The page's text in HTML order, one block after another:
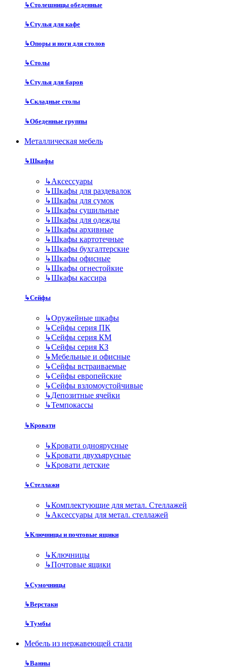
↳Столешницы обеденные
↳Стулья для кафе
↳Опоры и ноги для столов
↳Столы
↳Стулья для баров
↳Складные столы
↳Обеденные группы
Металлическая мебель
↳Шкафы
↳Аксессуары
↳Шкафы для раздевалок
↳Шкафы для сумок
↳Шкафы сушильные
↳Шкафы для одежды
↳Шкафы архивные
↳Шкафы картотечные
↳Шкафы бухгалтерские
↳Шкафы офисные
↳Шкафы огнестойкие
↳Шкафы кассира
↳Сейфы
↳Оружейные шкафы
↳Сейфы серия ПК
↳Сейфы серия КМ
↳Сейфы серия КЗ
↳Мебельные и офисные
↳Сейфы встраиваемые
↳Сейфы европейские
↳Сейфы взломоустойчивые
↳Депозитные ячейки
↳Темпокассы
↳Кровати
↳Кровати одноярусные
↳Кровати двухъярусные
↳Кровати детские
↳Стеллажи
↳Комплектующие для метал. Стеллажей
↳Аксессуары для метал. стеллажей
↳Ключницы и почтовые ящики
↳Ключницы
↳Почтовые ящики
↳Сумочницы
↳Верстаки
↳Тумбы
Мебель из нержавеющей стали
↳Ванны